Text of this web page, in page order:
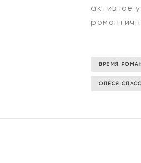
активное
ВРЕМЯ
ОЛЕСЯ